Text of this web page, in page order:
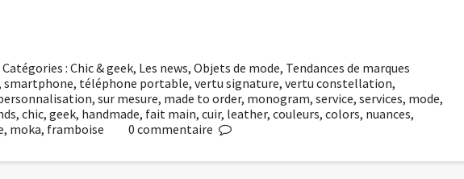
Catégories :Chic & geek, Les news,Objets de mode, Tendances de marques
smartphone, téléphone portable, vertu signature, vertu constellation,
, sur mesure, made to order, monogram, service, services, mode,
, chic, geek, handmade, fait main, cuir, leather, couleurs, colors, nuances,
, moka, framboise 0 commentaire